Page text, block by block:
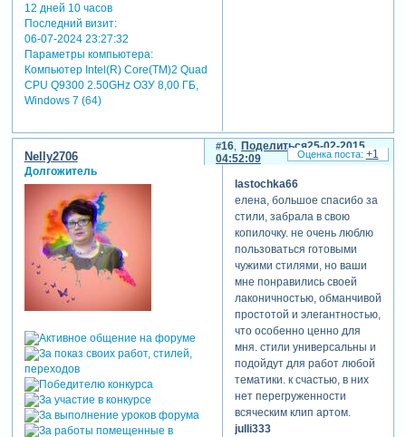
12 дней 10 часов
Последний визит:
06-07-2024 23:27:32
Параметры компьютера:
Компьютер Intel(R) Core(TM)2 Quad
CPU Q9300 2.50GHz ОЗУ 8,00 ГБ,
Windows 7 (64)
Поделиться
16
25-02-2015
04:52:09
Nelly2706
Долгожитель
lastochka66
елена, большое спасибо за
стили, забрала в свою
копилочку. не очень люблю
пользоваться готовыми
чужими стилями, но ваши
мне понравились своей
лаконичностью, обманчивой
простотой и элегантностью,
что особенно ценно для
мня. стили универсальны и
подойдут для работ любой
тематики. к счастью, в них
нет перегруженности
всяческим клип артом.
julli333
+1